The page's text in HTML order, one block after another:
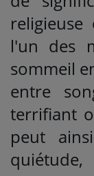
l'un des
sommeil
entre
terrifiant
peut
quiétude,